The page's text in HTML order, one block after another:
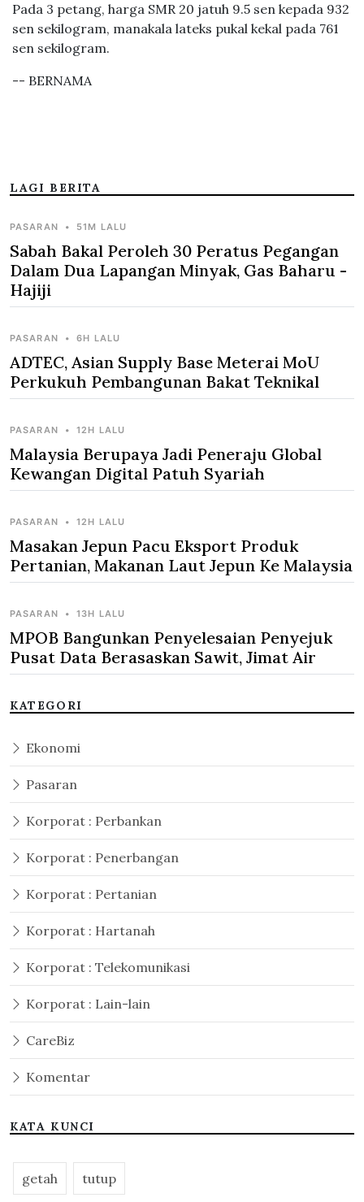
Pada 3 petang, harga SMR 20 jatuh 9.5 sen kepada 932
sen sekilogram, manakala lateks pukal kekal pada 761
sen sekilogram.
-- BERNAMA
LAGI BERITA
PASARAN • 51M LALU
Sabah Bakal Peroleh 30 Peratus Pegangan
Dalam Dua Lapangan Minyak, Gas Baharu -
Hajiji
PASARAN • 6H LALU
ADTEC, Asian Supply Base Meterai MoU
Perkukuh Pembangunan Bakat Teknikal
PASARAN • 12H LALU
Malaysia Berupaya Jadi Peneraju Global
Kewangan Digital Patuh Syariah
PASARAN • 12H LALU
Masakan Jepun Pacu Eksport Produk
Pertanian, Makanan Laut Jepun Ke Malaysia
PASARAN • 13H LALU
MPOB Bangunkan Penyelesaian Penyejuk
Pusat Data Berasaskan Sawit, Jimat Air
KATEGORI
Ekonomi
Pasaran
Korporat : Perbankan
Korporat : Penerbangan
Korporat : Pertanian
Korporat : Hartanah
Korporat : Telekomunikasi
Korporat : Lain-lain
CareBiz
Komentar
KATA KUNCI
getah tutup